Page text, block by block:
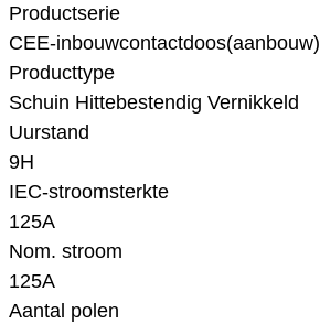
Productserie
CEE-inbouwcontactdoos(aanbouw)
Producttype
Schuin Hittebestendig Vernikkeld
Uurstand
9H
IEC-stroomsterkte
125A
Nom. stroom
125A
Aantal polen